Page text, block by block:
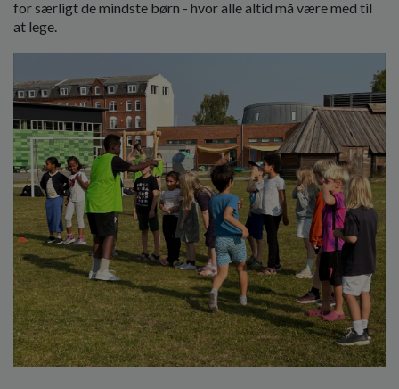
for særligt de mindste børn - hvor alle altid må være med til
at lege.